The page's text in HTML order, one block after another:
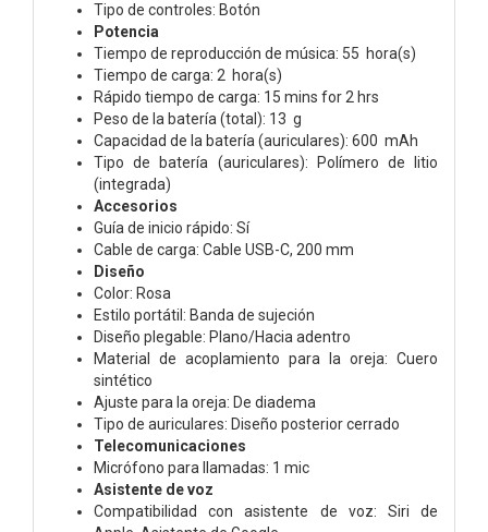
Tipo de controles: Botón
Potencia
Tiempo de reproducción de música: 55 hora(s)
Tiempo de carga: 2 hora(s)
Rápido tiempo de carga: 15 mins for 2 hrs
Peso de la batería (total): 13 g
Capacidad de la batería (auriculares): 600 mAh
Tipo de batería (auriculares): Polímero de litio
(integrada)
Accesorios
Guía de inicio rápido: Sí
Cable de carga: Cable USB-C, 200 mm
Diseño
Color: Rosa
Estilo portátil: Banda de sujeción
Diseño plegable: Plano/Hacia adentro
Material de acoplamiento para la oreja: Cuero
sintético
Ajuste para la oreja: De diadema
Tipo de auriculares: Diseño posterior cerrado
Telecomunicaciones
Micrófono para llamadas: 1 mic
Asistente de voz
Compatibilidad con asistente de voz: Siri de